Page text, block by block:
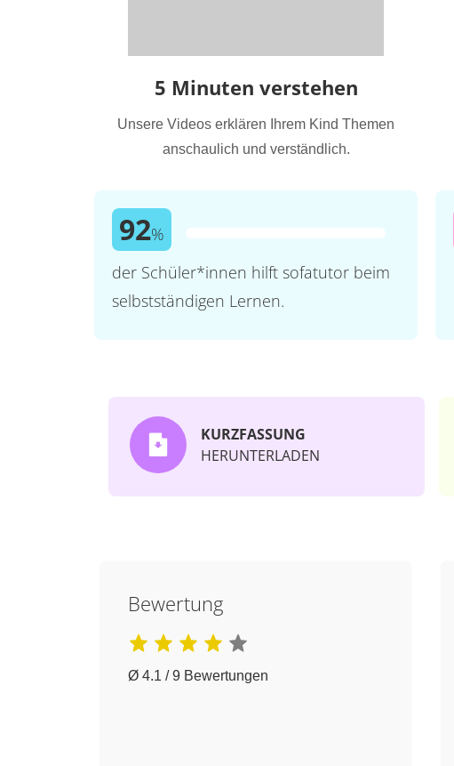
5 Minuten verstehen
Unsere Videos erklären Ihrem Kind Themen
anschaulich und verständlich.
92%
der Schüler*innen hilft sofatutor beim
selbstständigen Lernen.
KURZFASSUNG
HERUNTERLADEN
Bewertung
Ø 4.1 / 9 Bewertungen